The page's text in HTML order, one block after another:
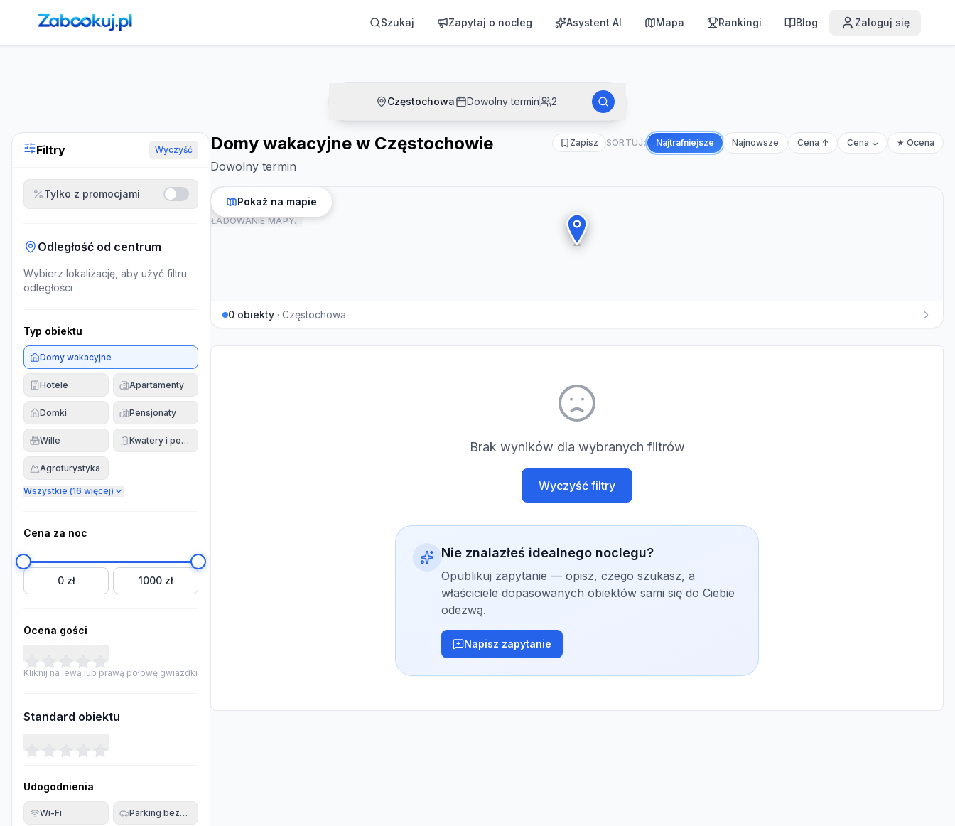
Strona główna ›Noclegi Szukaj Zapytaj o nocleg Asystent AI Mapa Rankingi Blog Zaloguj się
Częstochowa Dowolny termin 2
Filtry Wyczyść
Tylko z promocjami
Odległość od centrum
Wybierz lokalizację, aby użyć filtru
odległości
Typ obiektu
Domy wakacyjne
Hotele Apartamenty
Domki Pensjonaty
Wille Kwatery i pokoje
Agroturystyka
Wszystkie (16 więcej)
Cena za noc
0 zł – 1000 zł
Ocena gości
Kliknij na lewą lub prawą połowę gwiazdki
Standard obiektu
Udogodnienia
Wi-Fi Parking bezpłatny
Domy wakacyjne w Częstochowie
Dowolny termin
Zapisz SORTUJ: Najtrafniejsze Najnowsze Cena ↑ Cena ↓ ★ Ocena
ŁADOWANIE MAPY…
Pokaż na mapie
0 obiekty · Częstochowa
Brak wyników dla wybranych filtrów
Wyczyść filtry
Nie znalazłeś idealnego noclegu?
Opublikuj zapytanie — opisz, czego szukasz, a
właściciele dopasowanych obiektów sami się do Ciebie
odezwą.
Napisz zapytanie